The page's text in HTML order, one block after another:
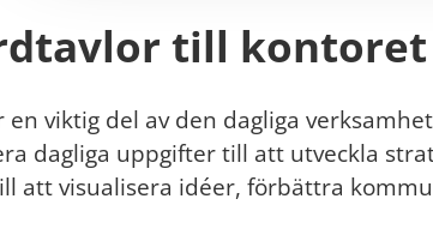
till kontoret
viktig del av den dagliga
dagliga uppgifter till att utveckla
att visualisera idéer, förbättra